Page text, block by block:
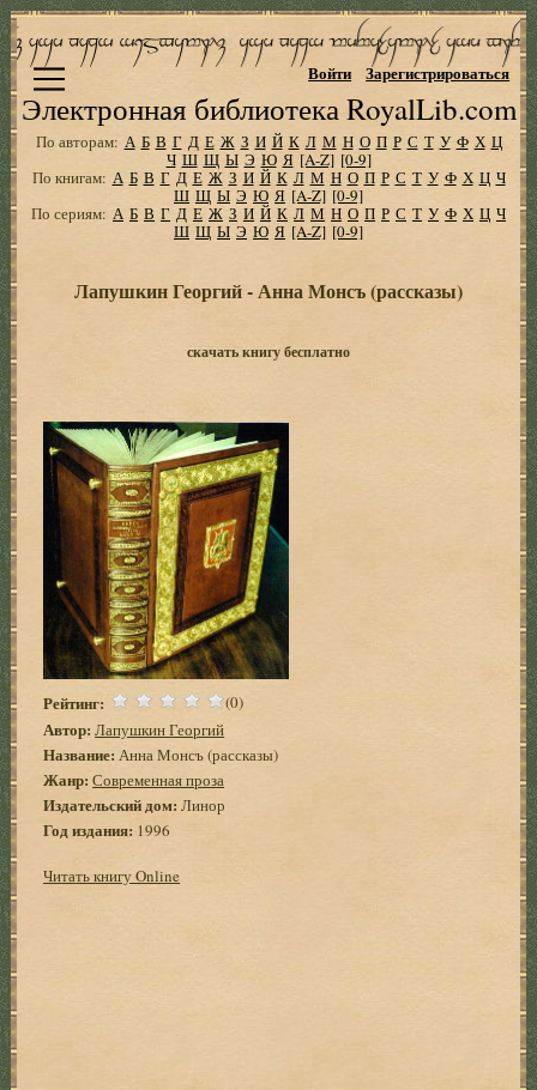
Электронная библиотека RoyalLib.com
Войти Зарегистрироваться
По авторам: А Б В Г Д Е Ж З И Й К Л М Н О П Р С Т У Ф Х Ц
Ч Ш Щ Ы Э Ю Я [A-Z] [0-9]
По книгам: А Б В Г Д Е Ж З И Й К Л М Н О П Р С Т У Ф Х Ц Ч
Ш Щ Ы Э Ю Я [A-Z] [0-9]
По сериям: А Б В Г Д Е Ж З И Й К Л М Н О П Р С Т У Ф Х Ц Ч
Ш Щ Ы Э Ю Я [A-Z] [0-9]
Лапушкин Георгий - Анна Монсъ (рассказы)
скачать книгу бесплатно
Рейтинг: (0)
Автор: Лапушкин Георгий
Название: Анна Монсъ (рассказы)
Жанр: Современная проза
Издательский дом: Линор
Год издания: 1996
Читать книгу Online